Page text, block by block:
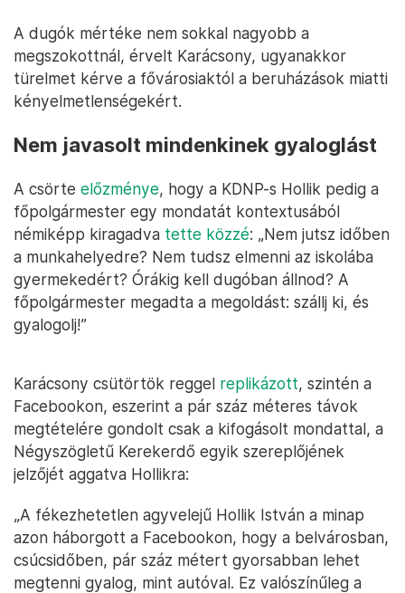
A dugók mértéke nem sokkal nagyobb a
megszokottnál, érvelt Karácsony, ugyanakkor
türelmet kérve a fővárosiaktól a beruházások miatti
kényelmetlenségekért.
Nem javasolt mindenkinek gyaloglást
A csörte előzménye, hogy a KDNP-s Hollik pedig a
főpolgármester egy mondatát kontextusából
némiképp kiragadva tette közzé: „Nem jutsz időben
a munkahelyedre? Nem tudsz elmenni az iskolába
gyermekedért? Órákig kell dugóban állnod? A
főpolgármester megadta a megoldást: szállj ki, és
gyalogolj!”
Karácsony csütörtök reggel replikázott, szintén a
Facebookon, eszerint a pár száz méteres távok
megtételére gondolt csak a kifogásolt mondattal, a
Négyszögletű Kerekerdő egyik szereplőjének
jelzőjét aggatva Hollikra:
„A fékezhetetlen agyvelejű Hollik István a minap
azon háborgott a Facebookon, hogy a belvárosban,
csúcsidőben, pár száz métert gyorsabban lehet
megtenni gyalog, mint autóval. Ez valószínűleg a